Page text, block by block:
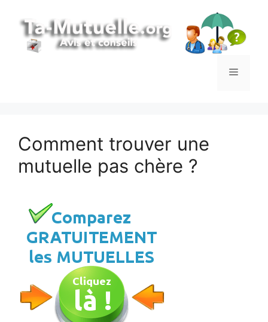
contenu
Menu
Comment trouver une
mutuelle pas chère ?